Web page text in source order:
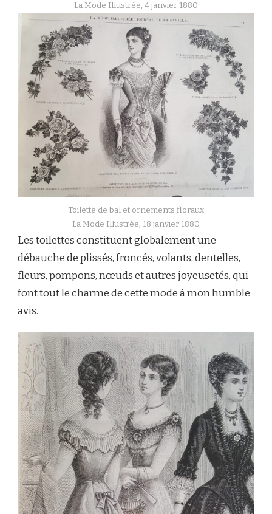
La Mode Illustrée, 4 janvier 1880
Toilette de bal et ornements floraux
La Mode Illustrée, 18 janvier 1880
Les toilettes constituent globalement une
débauche de plissés, froncés, volants, dentelles,
fleurs, pompons, nœuds et autres joyeusetés, qui
font tout le charme de cette mode à mon humble
avis.